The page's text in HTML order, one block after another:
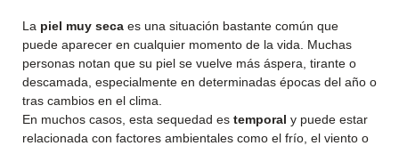
La piel muy seca es una situación bastante común que
puede aparecer en cualquier momento de la vida. Muchas
personas notan que su piel se vuelve más áspera, tirante o
descamada, especialmente en determinadas épocas del año o
tras cambios en el clima.
En muchos casos, esta sequedad es temporal y puede estar
relacionada con factores ambientales como el frío, el viento o